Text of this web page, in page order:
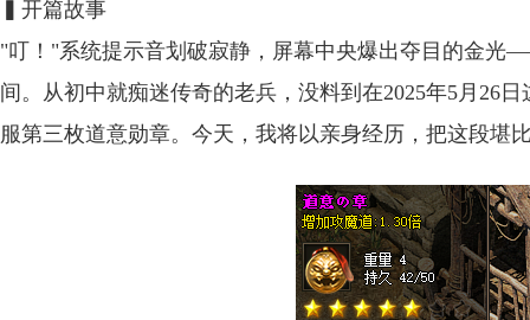
▍开篇故事
"叮！"系统提示音划破寂静，屏幕中央爆出夺目的金光
间。从初中就痴迷传奇的老兵，没料到在2025年5月26
服第三枚道意勋章。今天，我将以亲身经历，把这段堪